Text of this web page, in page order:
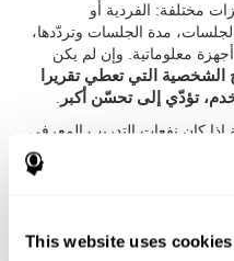
This website uses cookies
مختلفة: الفردية أو
مدة الجلسات وتردّدها،
معلوماتية. وإن لم يكن
الشخصية التي تعطي تقريرا
تؤدّي إلى تحسّن أكبر
كان نفعات التدريب المعرفي
الكمبيوتر العادية أم لا.